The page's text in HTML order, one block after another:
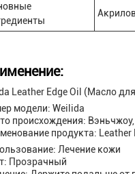
Leather Edge Oil (Масло
модели: Weilida
происхождения:
продукта: Leather
Лечение кожи
Прозрачный